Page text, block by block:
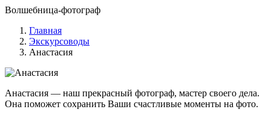
Волшебница-фотограф
Главная
Экскурсоводы
Анастасия
Анастасия — наш прекрасный фотограф, мастер своего дела.
Она поможет сохранить Ваши счастливые моменты на фото.